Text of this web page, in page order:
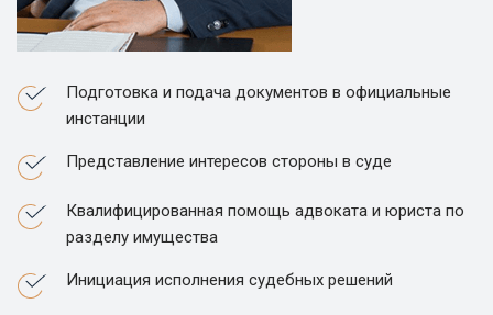
Подготовка и подача документов в официальные
инстанции
Представление интересов стороны в суде
Квалифицированная помощь адвоката и юриста по
разделу имущества
Инициация исполнения судебных решений